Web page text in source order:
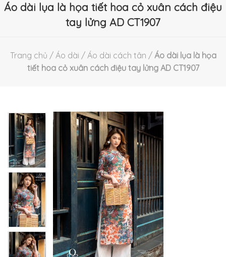
Áo dài lụa là họa tiết hoa cỏ xuân cách điệu
tay lửng AD CT1907
Trang chủ / Áo dài / Áo dài cách tân / Áo dài lụa là họa
tiết hoa cỏ xuân cách điệu tay lửng AD CT1907